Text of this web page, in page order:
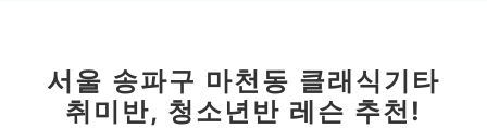
서울 송파구 마천동 클래식기타
취미반, 청소년반 레슨 추천!